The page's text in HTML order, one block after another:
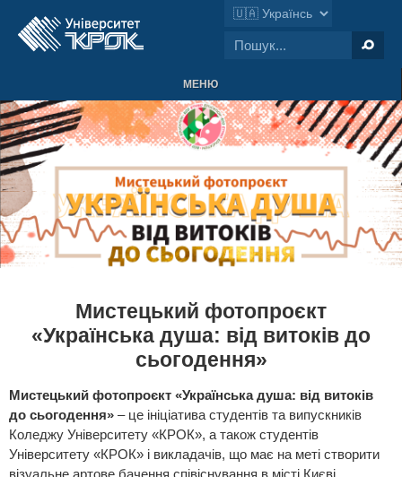
МЕНЮ
Мистецький фотопроєкт
«Українська душа: від витоків до
сьогодення»
Мистецький фотопроєкт «Українська душа: від витоків
до сьогодення» – це ініціатива студентів та випускників
Коледжу Університету «КРОК», а також студентів
Університету «КРОК» і викладачів, що має на меті створити
візуальне артове бачення співіснування в місті Києві